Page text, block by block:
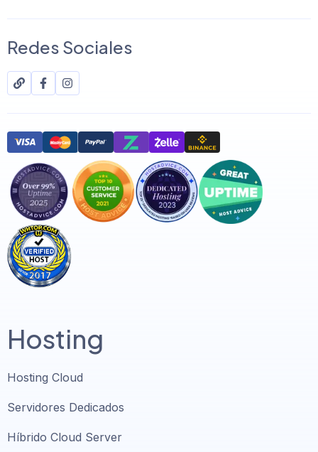
Redes Sociales
Hosting
Hosting Cloud
Servidores Dedicados
Híbrido Cloud Server